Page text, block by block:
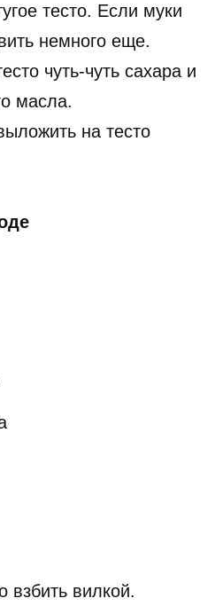
тесто. Если муки
немного еще.
чуть-чуть сахара и
масла.
на тесто
взбить вилкой.